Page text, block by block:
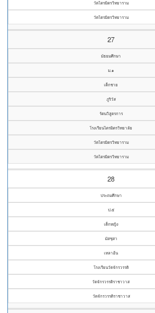
วัดไตรมิตรวิทยาราม
วัดไตรมิตรวิทยาราม
27
มัธยมศึกษา
ม.๑
เด็กชาย
ภูริวัส
รัตนวิสูตรการ
โรงเรียนไตรมิตรวิทยาลัย
วัดไตรมิตรวิทยาราม
วัดไตรมิตรวิทยาราม
28
ประถมศึกษา
ป.๕
เด็กหญิง
มัสชุสา
เหลาอ้น
โรงเรียนวัดจักรวรรดิ
วัดจักรวรรดิราชาวาส
วัดจักรวรรดิราชาวาส